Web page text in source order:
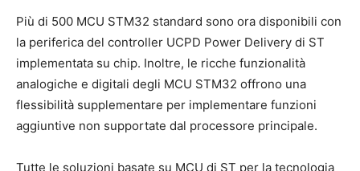
Più di 500 MCU STM32 standard sono ora disponibili con
la periferica del controller UCPD Power Delivery di ST
implementata su chip. Inoltre, le ricche funzionalità
analogiche e digitali degli MCU STM32 offrono una
flessibilità supplementare per implementare funzioni
aggiuntive non supportate dal processore principale.
Tutte le soluzioni basate su MCU di ST per la tecnologia